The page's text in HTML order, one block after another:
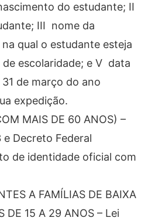
do estudante; II
III ­ nome da
qual o estudante esteja
escolaridade; e V ­ data
de março do ano
expedição.
MAIS DE 60 ANOS) –
e Decreto Federal
de identidade oficial com
A FAMÍLIAS DE BAIXA
DE 15 A 29 ANOS – Lei